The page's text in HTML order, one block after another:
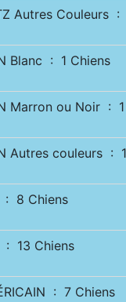
Autres Couleurs
Blanc : 1 Chiens
Marron ou Noir :
Autres couleurs :
: 8 Chiens
: 13 Chiens
: 7 Chiens